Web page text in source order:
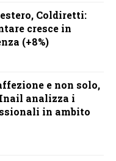
Coldiretti:
cresce in
(+8%)
e non solo,
analizza i
in ambito